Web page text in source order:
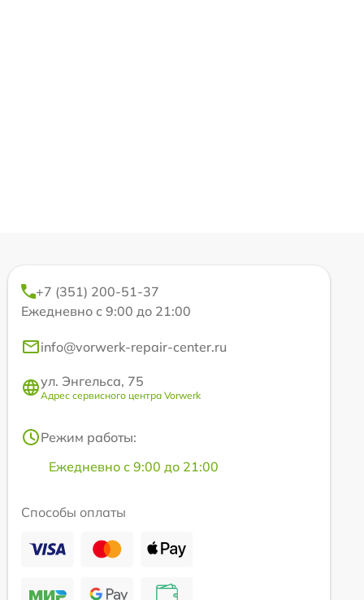
+7 (351) 200-51-37
Ежедневно с 9:00 до 21:00
info@vorwerk-repair-center.ru
ул. Энгельса, 75
Адрес сервисного центра Vorwerk
Режим работы:
Ежедневно с 9:00 до 21:00
Способы оплаты